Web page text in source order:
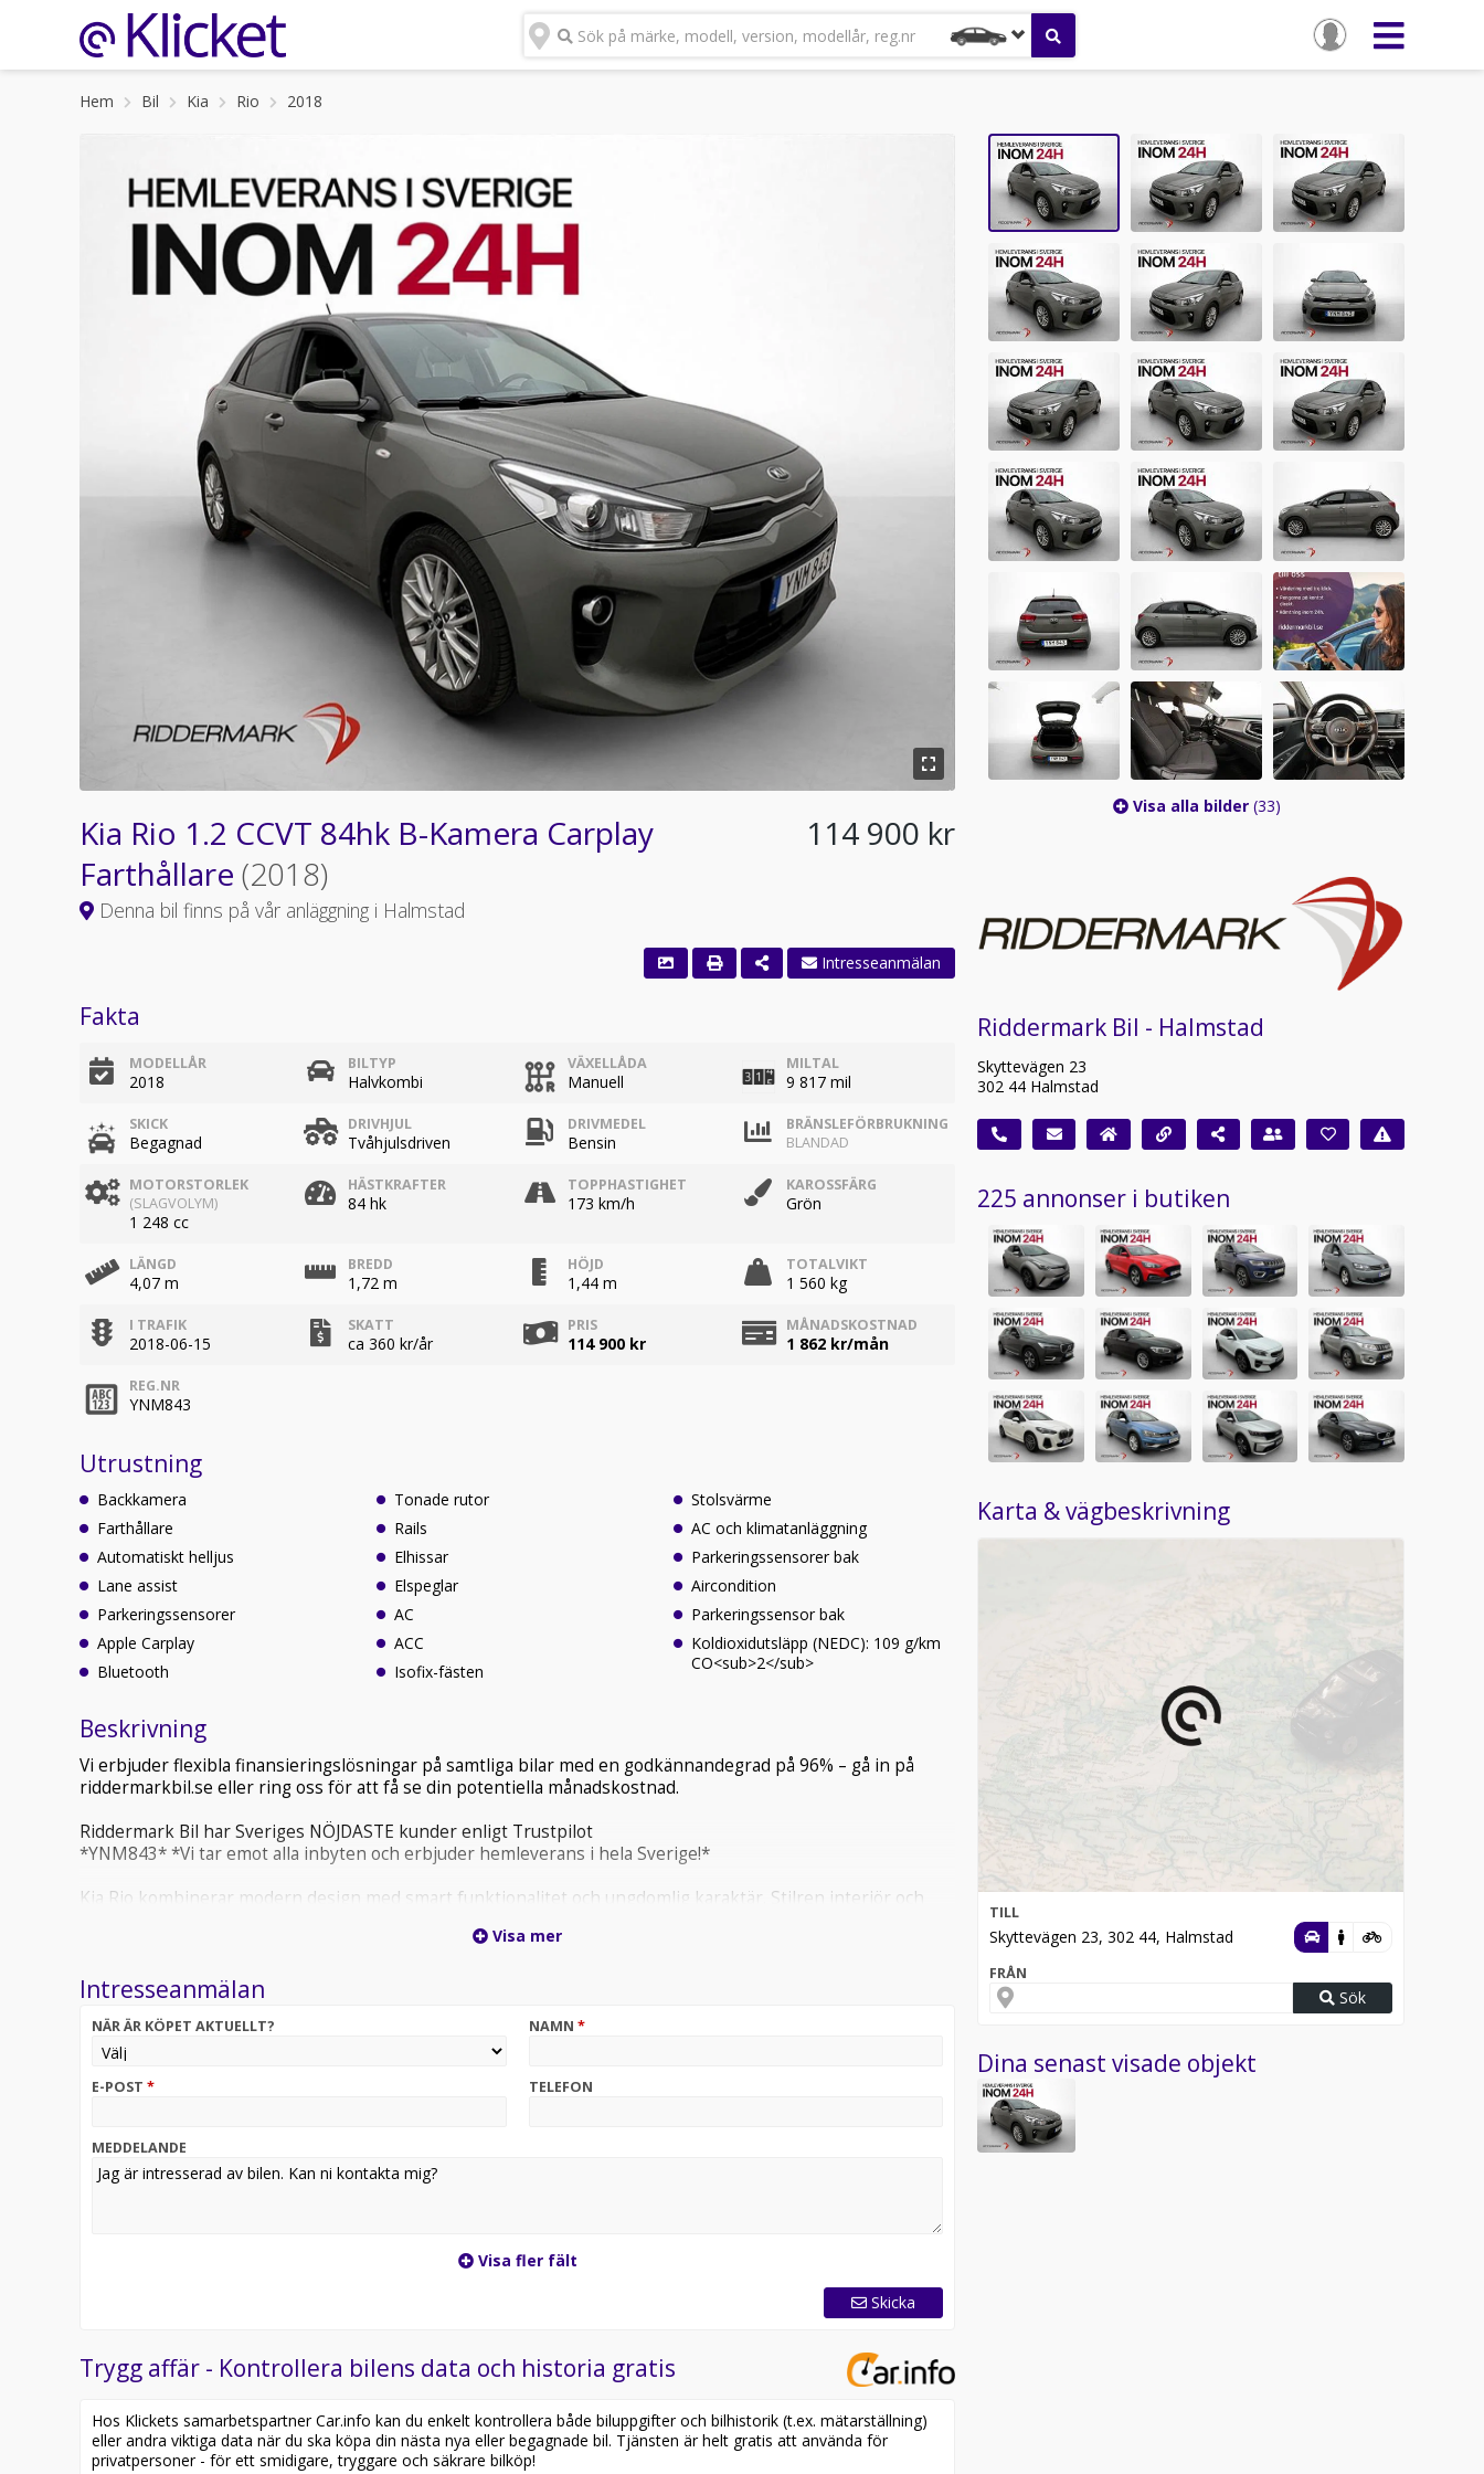
Sök på märke, modell, version, modellår, reg.nr
Hem Bil Kia Rio 2018
Kia Rio 1.2 CCVT 84hk B-Kamera Carplay
Farthållare (2018)
Denna bil finns på vår anläggning i Halmstad
114 900 kr
Fakta
MODELLÅR
2018
BILTYP
Halvkombi
VÄXELLÅDA
Manuell
MILTAL
9 817 mil
SKICK
Begagnad
DRIVHJUL
Tvåhjulsdriven
DRIVMEDEL
Bensin
BRÄNSLEFÖRBRUKNING
BLANDAD
MOTORSTORLEK
(SLAGVOLYM)
1 248 cc
HÄSTKRAFTER
84 hk
TOPPHASTIGHET
173 km/h
KAROSSFÄRG
Grön
LÄNGD
4,07 m
BREDD
1,72 m
HÖJD
1,44 m
TOTALVIKT
1 560 kg
I TRAFIK
2018-06-15
SKATT
ca 360 kr/år
PRIS
114 900 kr
MÅNADSKOSTNAD
1 862kr/mån
REG.NR
YNM843
Utrustning
Backkamera
Farthållare
Automatiskt helljus
Lane assist
Parkeringssensorer
Apple Carplay
Bluetooth
Tonade rutor
Rails
Elhissar
Elspeglar
AC
ACC
Isofix-fästen
Stolsvärme
AC och klimatanläggning
Parkeringssensorer bak
Aircondition
Parkeringssensor bak
Koldioxidutsläpp (NEDC): 109 g/km
CO<sub>2</sub>
Beskrivning
Vi erbjuder flexibla finansieringslösningar på samtliga bilar med en godkännandegrad på 96% – gå in på
riddermarkbil.se eller ring oss för att få se din potentiella månadskostnad.
Riddermark Bil har Sveriges NÖJDASTE kunder enligt Trustpilot
*YNM843* *Vi tar emot alla inbyten och erbjuder hemleverans i hela Sverige!*
Kia Rio kombinerar modern design med smart funktionalitet och ungdomlig karaktär. Stilren interiör och
på en annan anläggning eller reserverad*
Utrustning inkluderar:
- Backkamera
- Farthållare
- Lane assist
Jämför denna bil med någon av våra andra Kia Rio i lager. Se våra bilar på
Vid blandad körning är förbrukning endast 0.48 l/mil
Servicehistorik:
2019-08-01 - 987 mil
2023-10-18 - 6518 mil
2025-02-25 - 8167 mil
Visa mer
Intresseanmälan
NÄR ÄR KÖPET AKTUELLT? NAMN *
E-POST * TELEFON
MEDDELANDE
Visa fler fält
Skicka
Trygg affär - Kontrollera bilens data och historia gratis
Hos Klickets samarbetspartner Car.info kan du enkelt kontrollera både biluppgifter och bilhistorik (t.ex. mätarställning)
eller andra viktiga data när du ska köpa din nästa nya eller begagnade bil. Tjänsten är helt gratis att använda för
privatpersoner - för ett smidigare, tryggare och säkrare bilköp!
Visa alla bilder (33)
Riddermark Bil - Halmstad
Skyttevägen 23
302 44 Halmstad
225 annonser i butiken
Karta & vägbeskrivning
TILL
Skyttevägen 23, 302 44, Halmstad
FRÅN
Sök
Dina senast visade objekt